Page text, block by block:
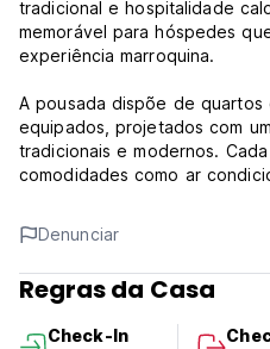
tradicional e hospitalidade
memorável para hóspedes
experiência marroquina.
A pousada dispõe de
equipados, projetados com
tradicionais e modernos.
comodidades como ar
escolher entre uma
incluindo quartos duplos com
triplos superiores, quartos
Os quartos são espaçosos,
Denunciar
Regras da Casa
Check-In